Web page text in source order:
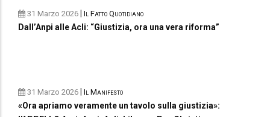
31 Marzo 2026 Il Fatto Quotidiano
Dall’Anpi alle Acli: “Giustizia, ora una vera riforma”
31 Marzo 2026 Il Manifesto
«Ora apriamo veramente un tavolo sulla giustizia»: